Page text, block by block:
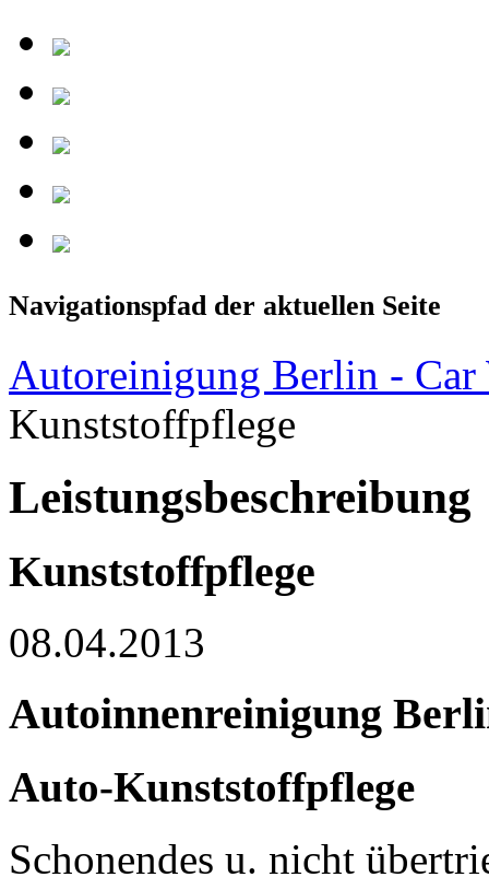
Navigationspfad der aktuellen Seite
Autoreinigung Berlin - Car
Kunststoffpflege
Leistungsbeschreibung
Kunststoffpflege
08.04.2013
Autoinnenreinigung
Auto-Kunststoffpflege
Schonendes u. nicht